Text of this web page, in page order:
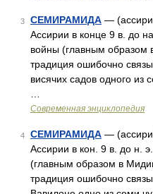
3 СЕМИРАМИДА —
Ассирии в конце 9 в. до
войны (главным
традиция ошибочно
висячих садов одного из
Современная энциклопедия
4 СЕМИРАМИДА —
Ассирии в кон. 9 в. до н.
(главным образом в
традиция ошибочно